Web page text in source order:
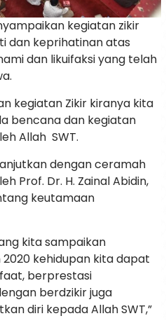
kegiatan zikir
dan keprihatinan atas
dan likuifaksi yang telah
kegiatan Zikir kiranya kita
bencana dan kegiatan
Allah SWT.
dengan ceramah
Prof. Dr. H. Zainal Abidin,
keutamaan
kita sampaikan
kehidupan kita dapat
berprestasi
berdzikir juga
diri kepada Allah SWT,”